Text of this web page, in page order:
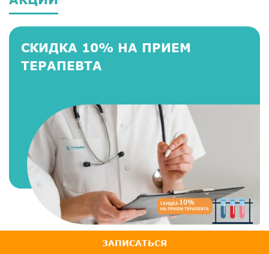
СКИДКА 10% НА ПРИЕМ
ТЕРАПЕВТА
ЗАПИСАТЬСЯ